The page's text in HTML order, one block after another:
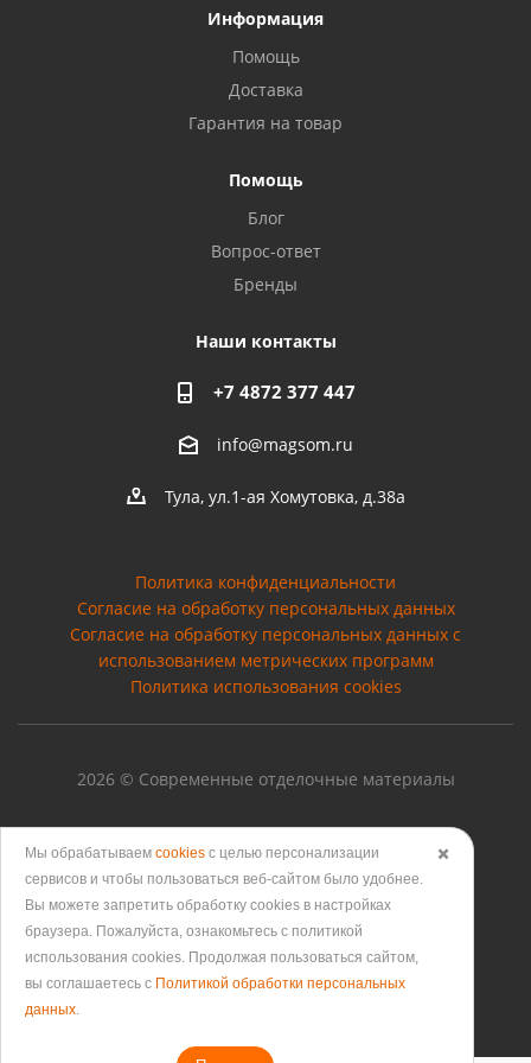
Информация
Помощь
Доставка
Гарантия на товар
Помощь
Блог
Вопрос-ответ
Бренды
Наши контакты
+7 4872 377 447
info@magsom.ru
Тула, ул.1-ая Хомутовка, д.38а
Политика конфиденциальности
Согласие на обработку персональных данных
Cогласие на обработку персональных данных с
использованием метрических программ
Политика использования cookies
2026 © Современные отделочные материалы
Версия для печати
✖️
Мы обрабатываем cookies с целью персонализации
сервисов и чтобы пользоваться веб-сайтом было удобнее.
Вы можете запретить обработку сookies в настройках
браузера. Пожалуйста, ознакомьтесь с политикой
использования cookies. Продолжая пользоваться сайтом,
вы соглашаетесь с Политикой обработки персональных
данных.